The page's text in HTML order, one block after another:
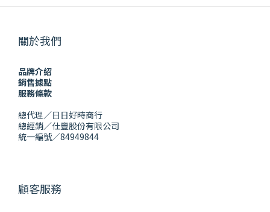
關於我們
品牌介紹
銷售據點
服務條款
總代理／日日好時商行
總經銷／仕豐股份有限公司
統一編號／84949844
顧客服務